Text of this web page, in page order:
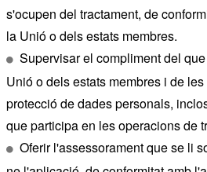
s'ocupen del tractament, de
la Unió o dels estats membres.
Supervisar el compliment del
Unió o dels estats membres i de
protecció de dades personals,
que participa en les operacions de
Oferir l'assessorament que se li